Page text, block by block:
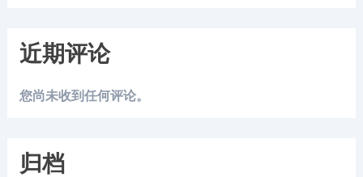
近期评论
您尚未收到任何评论。
归档